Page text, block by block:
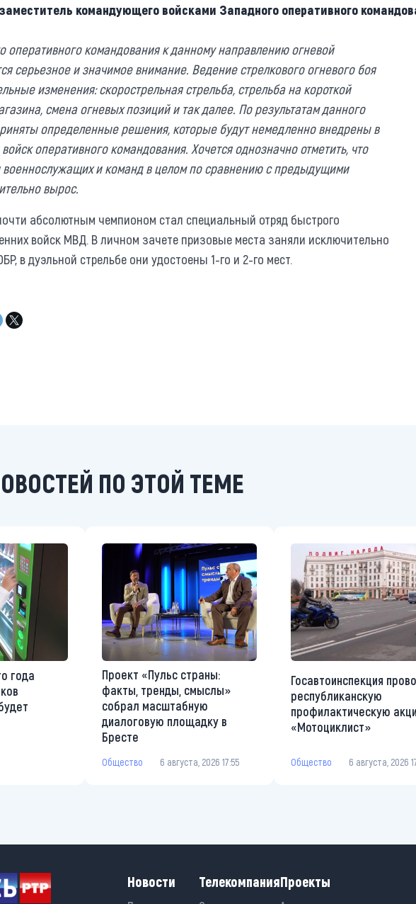
командующего войсками Западного оперативного
оперативного командования к данному направлению огневой
серьезное и значимое внимание. Ведение стрелкового огневого боя
изменения: скорострельная стрельба, стрельба на короткой
смена огневых позиций и так далее. По результатам данного
определенные решения, которые будут немедленно внедрены в
оперативного командования. Хочется однозначно отметить, что
военнослужащих и команд в целом по сравнению с предыдущими
вырос.
абсолютным чемпионом стал специальный отряд быстрого
войск МВД. В личном зачете призовые места заняли исключительно
в дуэльной стрельбе они удостоены 1-го и 2-го мест.
ПО ЭТОЙ ТЕМЕ
года
Проект «Пульс страны:
факты, тренды, смыслы»
собрал масштабную
диалоговую площадку в
Бресте
Общество 6 августа, 2026 17:55
Госавтоинспекция
республиканскую
профилактическую
«Мотоциклист»
Общество 6 августа, 2026
Новости ТелекомпанияПроекты